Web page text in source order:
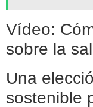
Vídeo:
sobre la
Una
sostenible